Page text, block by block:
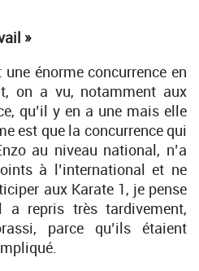
»
énorme concurrence en
on a vu, notamment aux
qu’il y en a une mais elle
est que la concurrence qui
au niveau national, n’a
à l’international et ne
aux Karate 1, je pense
a repris très tardivement,
parce qu’ils étaient